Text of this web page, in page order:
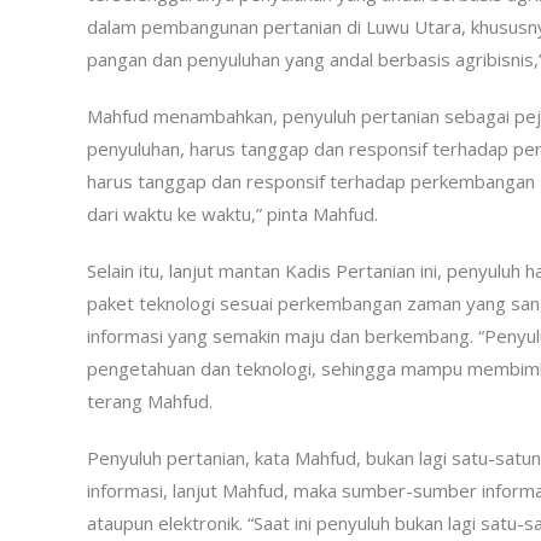
dalam pembangunan pertanian di Luwu Utara,
pangan dan penyuluhan yang andal berbasis
Mahfud menambahkan, penyuluh pertanian sebagai
penyuluhan, harus tanggap dan responsif terhadap
harus tanggap dan responsif terhadap
dari waktu ke waktu,” pinta Mahfud.
Selain itu, lanjut mantan Kadis Pertanian ini, penyuluh
paket teknologi sesuai perkembangan zaman yang
informasi yang semakin maju dan berkembang.
pengetahuan dan teknologi, sehingga mampu
terang Mahfud.
Penyuluh pertanian, kata Mahfud, bukan lagi satu-
informasi, lanjut Mahfud, maka sumber-sumber
ataupun elektronik. “Saat ini penyuluh bukan lagi